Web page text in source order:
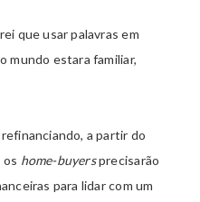
que usar palavras em
mundo estara familiar,
a partir do
os home-buyersprecisarão
para lidar com um